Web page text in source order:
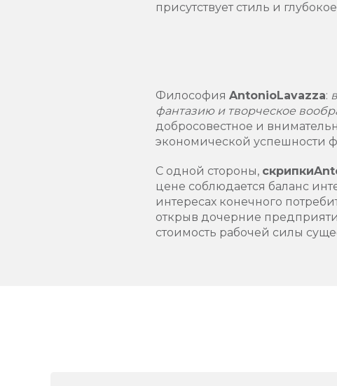
присутствует стиль и
Философия AntonioLavazza:
фантазию и творческое
добросовестное и
экономической успешности
С одной стороны, скрипкиA
цене соблюдается баланс
интересах конечного
открыв дочерние
стоимость рабочей силы